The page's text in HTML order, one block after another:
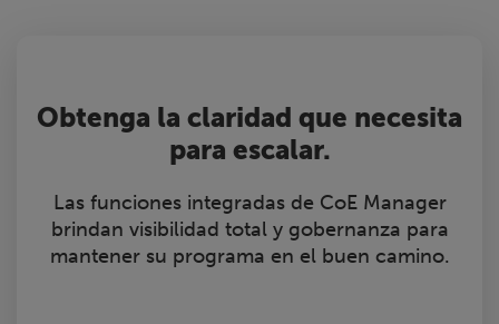
Obtenga la claridad que necesita
para escalar.
Las funciones integradas de CoE Manager
brindan visibilidad total y gobernanza para
mantener su programa en el buen camino.